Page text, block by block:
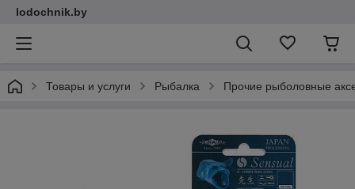
lodochnik.by
Товары и услуги Рыбалка Прочие рыболовные